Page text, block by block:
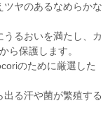
ヤのあるなめらかな
るおいを満たし、カ
ら保護します。
のために厳選した
る汗や菌が繁殖する